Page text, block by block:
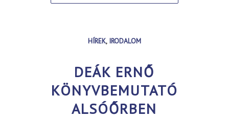
HÍREK, IRODALOM
DEÁK ERNŐ
KÖNYVBEMUTATÓ
ALSÓŐRBEN